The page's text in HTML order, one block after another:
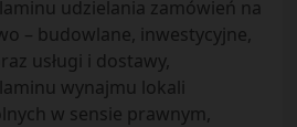
udzielania zamówień na
– budowlane, inwestycyjne,
usługi i dostawy,
wynajmu lokali
w sensie prawnym,